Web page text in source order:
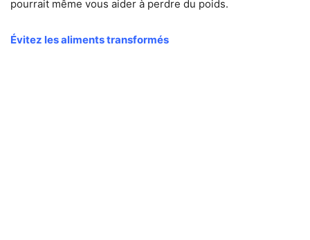
pourrait même vous aider à perdre du poids.
Évitez les aliments transformés